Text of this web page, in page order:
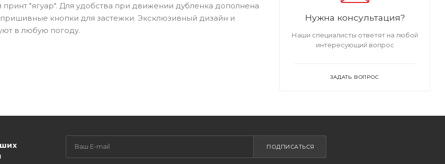
"ягуар". Для удобства при движении дубленка дополнена
кнопки для застежки. Эксклюзивный дизайн и
в любую погоду.
Нужна консультация?
Наши специалисты ответят на любой
интересующий вопрос
ЗАДАТЬ ВОПРОС
ПОДПИСАТЬСЯ